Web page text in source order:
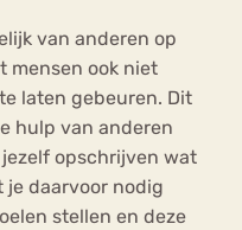
van anderen op
mensen ook niet
laten gebeuren. Dit
hulp van anderen
opschrijven wat
je daarvoor nodig
stellen en deze